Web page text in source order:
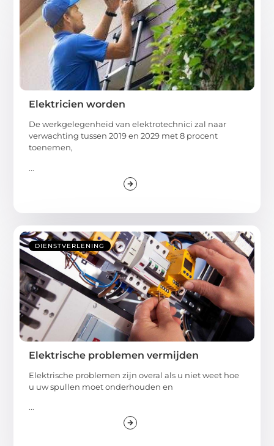
Elektricien worden
De werkgelegenheid van elektrotechnici zal naar
verwachting tussen 2019 en 2029 met 8 procent
toenemen,
...
DIENSTVERLENING
Elektrische problemen vermijden
Elektrische problemen zijn overal als u niet weet hoe
u uw spullen moet onderhouden en
...